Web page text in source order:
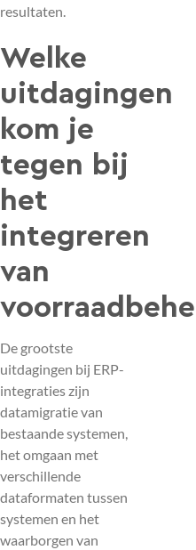
resultaten.
Welke
uitdagingen
kom je
tegen bij
het
integreren
van
De grootste
uitdagingen bij ERP-
integraties zijn
datamigratie van
bestaande systemen,
het omgaan met
verschillende
dataformaten tussen
systemen en het
waarborgen van